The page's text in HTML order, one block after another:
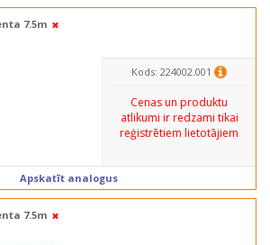
7.5m
Kods: 224002.001
Cenas un produktu
atlikumi ir redzami tikai
reģistrētiem lietotājiem
Apskatīt analogus
7.5m